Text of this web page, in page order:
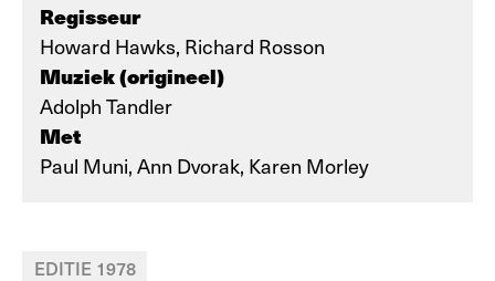
Regisseur
Howard Hawks, Richard Rosson
Muziek (origineel)
Adolph Tandler
Met
Paul Muni, Ann Dvorak, Karen Morley
EDITIE 1978